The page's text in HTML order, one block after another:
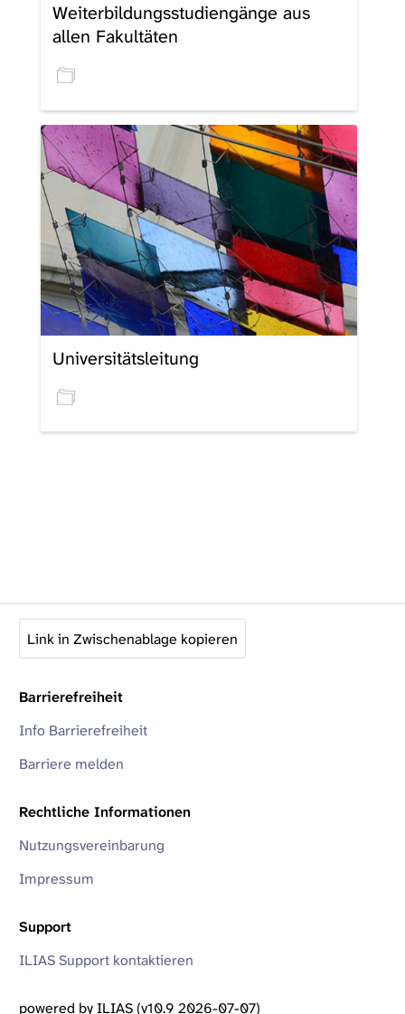
Weiterbildungsstudiengänge aus
allen Fakultäten
Universitätsleitung
Link in Zwischenablage kopieren
Barrierefreiheit
Info Barrierefreiheit
Barriere melden
Rechtliche Informationen
Nutzungsvereinbarung
Impressum
Support
ILIAS Support kontaktieren
powered by ILIAS (v10.9 2026-07-07)